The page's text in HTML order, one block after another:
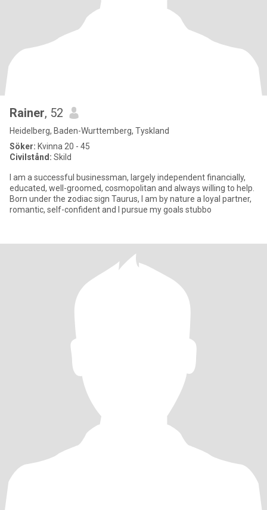
Rainer, 52
Heidelberg, Baden-Wurttemberg, Tyskland
Söker: Kvinna 20 - 45
Civilstånd: Skild
I am a successful businessman, largely independent financially,
educated, well-groomed, cosmopolitan and always willing to help.
Born under the zodiac sign Taurus, I am by nature a loyal partner,
romantic, self-confident and I pursue my goals stubbo